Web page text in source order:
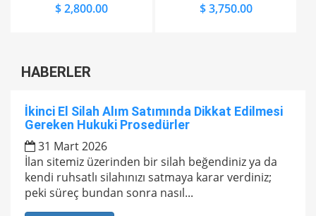
$ 2,800.00 $ 3,750.00
HABERLER
İkinci El Silah Alım Satımında Dikkat Edilmesi
Gereken Hukuki Prosedürler
31 Mart 2026
İlan sitemiz üzerinden bir silah beğendiniz ya da
kendi ruhsatlı silahınızı satmaya karar verdiniz;
peki süreç bundan sonra nasıl...